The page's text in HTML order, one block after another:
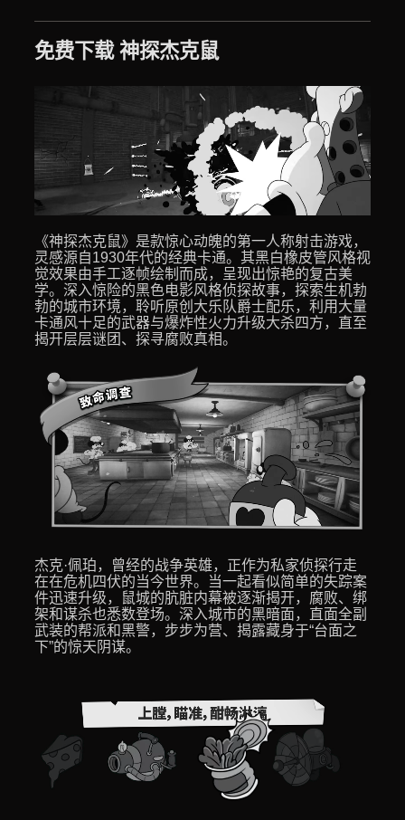
免费下载 神探杰克鼠
《神探杰克鼠》是款惊心动魄的第一人称射击游戏，
灵感源自1930年代的经典卡通。其黑白橡皮管风格视
觉效果由手工逐帧绘制而成，呈现出惊艳的复古美
学。深入惊险的黑色电影风格侦探故事，探索生机勃
勃的城市环境，聆听原创大乐队爵士配乐，利用大量
卡通风十足的武器与爆炸性火力升级大杀四方，直至
揭开层层谜团、探寻腐败真相。
杰克·佩珀，曾经的战争英雄，正作为私家侦探行走
在在危机四伏的当今世界。当一起看似简单的失踪案
件迅速升级，鼠城的肮脏内幕被逐渐揭开，腐败、绑
架和谋杀也悉数登场。深入城市的黑暗面，直面全副
武装的帮派和黑警，步步为营、揭露藏身于“台面之
下”的惊天阴谋。